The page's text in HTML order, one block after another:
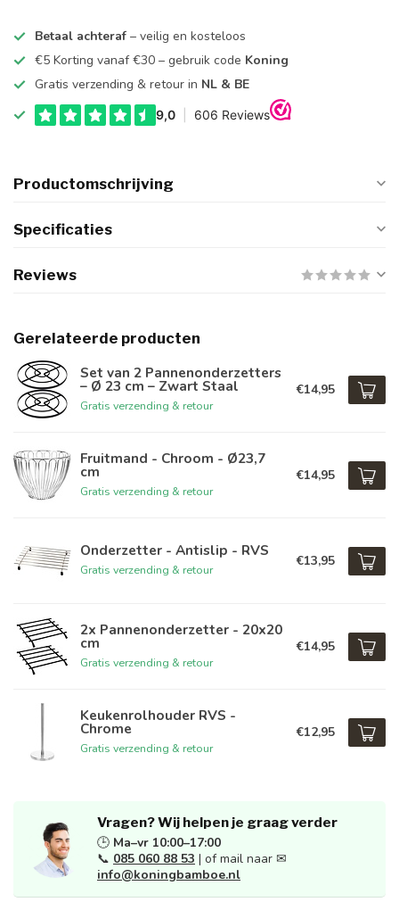
Betaal achteraf – veilig en kosteloos
€5 Korting vanaf €30 – gebruik code Koning
Gratis verzending & retour in NL & BE
Productomschrijving
Specificaties
Reviews
Gerelateerde producten
Set van 2 Pannenonderzetters
– Ø 23 cm – Zwart Staal
Gratis verzending & retour
€14,95
Fruitmand - Chroom - Ø23,7
cm
Gratis verzending & retour
€14,95
Onderzetter - Antislip - RVS
Gratis verzending & retour
€13,95
2x Pannenonderzetter - 20x20
cm
Gratis verzending & retour
€14,95
Keukenrolhouder RVS -
Chrome
Gratis verzending & retour
€12,95
Vragen? Wij helpen je graag verder
🕒 Ma–vr 10:00–17:00
📞 085 060 88 53 | of mail naar ✉
info@koningbamboe.nl